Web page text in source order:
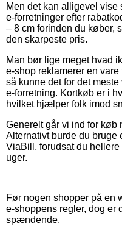
Men det kan alligevel vise
e-forretninger efter
– 8 cm forinden du køber,
den skarpeste pris.
Man bør lige meget hvad
e-shop reklamerer en
så kunne det for det
e-forretning. Kortkøb er i
hvilket hjælper folk imod
Generelt går vi ind for køb
Alternativt burde du bruge
ViaBill, forudsat du
uger.
Før nogen shopper på en
e-shoppens regler, dog er
spændende.